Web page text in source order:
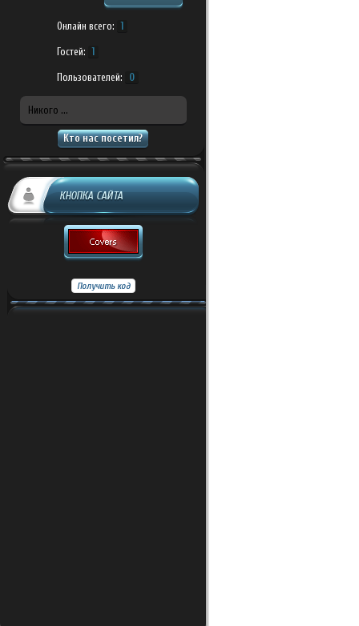
Онлайн всего: 1
Гостей: 1
Пользователей: 0
Никого ...
Кто нас посетил?
КНОПКА САЙТА